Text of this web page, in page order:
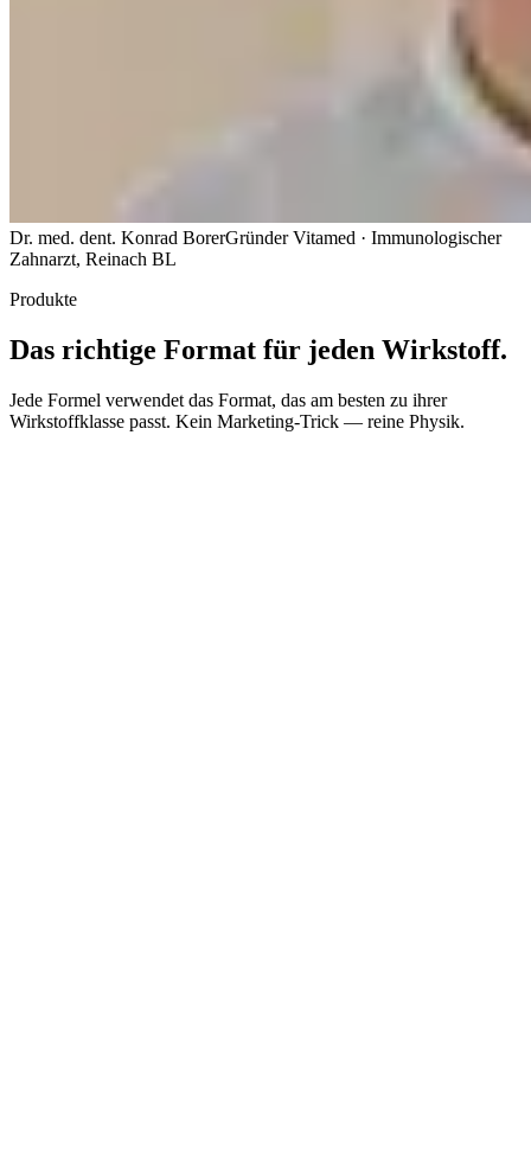
Dr. med. dent. Konrad BorerGründer Vitamed · Immunologischer
Zahnarzt, Reinach BL
Produkte
Das richtige Format für jeden Wirkstoff.
Jede Formel verwendet das Format, das am besten zu ihrer
Wirkstoffklasse passt. Kein Marketing-Trick — reine Physik.